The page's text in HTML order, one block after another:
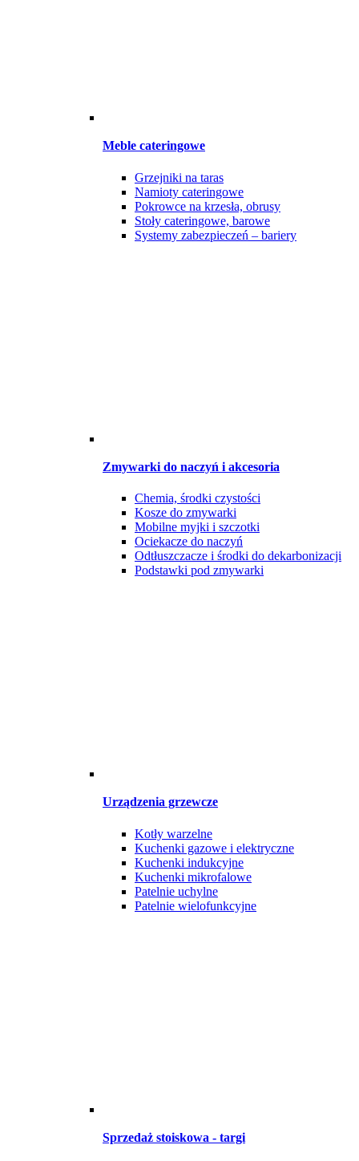
Meble cateringowe
Grzejniki na taras
Namioty cateringowe
Pokrowce na krzesła, obrusy
Stoły cateringowe, barowe
Systemy zabezpieczeń – bariery
Zmywarki do naczyń i akcesoria
Chemia, środki czystości
Kosze do zmywarki
Mobilne myjki i szczotki
Ociekacze do naczyń
Odtłuszczacze i środki do dekarbonizacji
Podstawki pod zmywarki
Urządzenia grzewcze
Kotły warzelne
Kuchenki gazowe i elektryczne
Kuchenki indukcyjne
Kuchenki mikrofalowe
Patelnie uchylne
Patelnie wielofunkcyjne
Sprzedaż stoiskowa - targi